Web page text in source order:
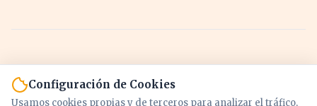
Configuración de Cookies
Usamos cookies propias y de terceros para analizar el tráfico,